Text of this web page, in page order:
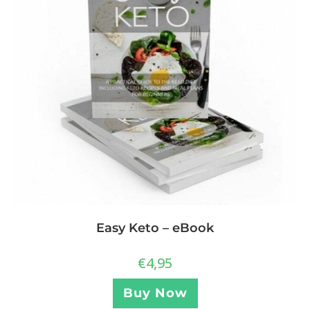
Easy Keto – eBook
€4,95
Buy Now